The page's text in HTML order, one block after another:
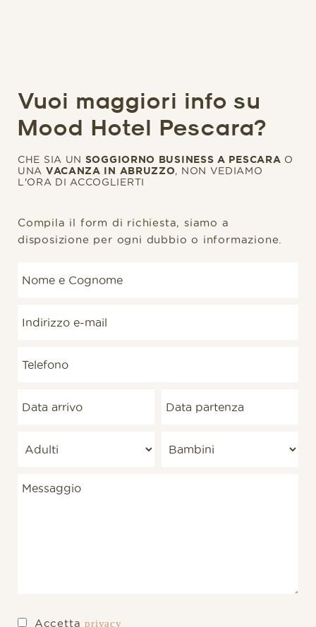
Vuoi maggiori info su
Mood Hotel Pescara?
CHE SIA UN SOGGIORNO BUSINESS A PESCARA O
UNA VACANZA IN ABRUZZO, NON VEDIAMO
L'ORA DI ACCOGLIERTI
Compila il form di richiesta, siamo a
disposizione per ogni dubbio o informazione.
Accettaprivacy